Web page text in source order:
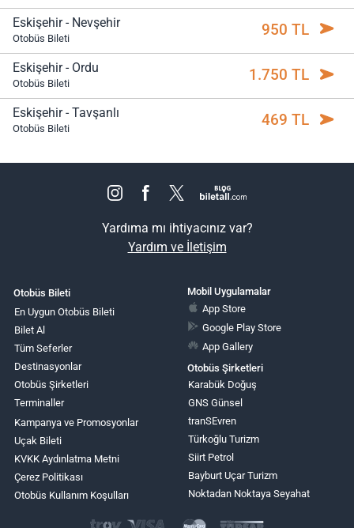
Eskişehir - Nevşehir
Otobüs Bileti 950 TL
Eskişehir - Ordu
Otobüs Bileti 1.750 TL
Eskişehir - Tavşanlı
Otobüs Bileti 469 TL
Yardıma mı ihtiyacınız var?
Yardım ve İletişim
Otobüs Bileti
En Uygun Otobüs Bileti
Bilet Al
Tüm Seferler
Destinasyonlar
Otobüs Şirketleri
Terminaller
Kampanya ve Promosyonlar
Uçak Bileti
KVKK Aydınlatma Metni
Çerez Politikası
Otobüs Kullanım Koşulları
Mobil Uygulamalar
App Store
Google Play Store
App Gallery
Otobüs Şirketleri
Karabük Doğuş
GNS Günsel
tranSEvren
Türkoğlu Turizm
Siirt Petrol
Bayburt Uçar Turizm
Noktadan Noktaya Seyahat